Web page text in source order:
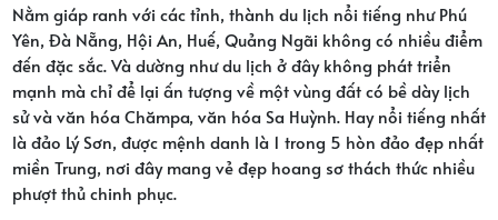
Nằm giáp ranh với các tỉnh, thành du lịch nổi tiếng như Phú
Yên, Đà Nẵng, Hội An, Huế, Quảng Ngãi không có nhiều điểm
đến đặc sắc. Và dường như du lịch ở đây không phát triển
mạnh mà chỉ để lại ấn tượng về một vùng đất có bề dày lịch
sử và văn hóa Chămpa, văn hóa Sa Huỳnh. Hay nổi tiếng nhất
là đảo Lý Sơn, được mệnh danh là 1 trong 5 hòn đảo đẹp nhất
miền Trung, nơi đây mang vẻ đẹp hoang sơ thách thức nhiều
phượt thủ chinh phục.